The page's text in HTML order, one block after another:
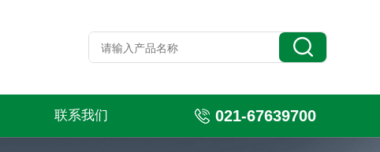
联系我们 021-67639700